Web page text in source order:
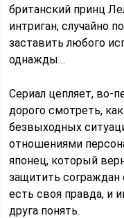
британский принц
интриган, случайно
заставить любого
однажды…
Сериал цепляет,
дорого смотреть,
безвыходных
отношениями
японец, который
защитить сограждан
есть своя правда, и
друга понять.